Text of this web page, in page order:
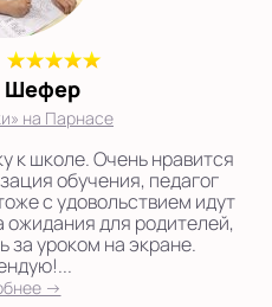
Шефер
на Парнасе
к школе. Очень нравится
обучения, педагог
с удовольствием идут
ожидания для родителей,
за уроком на экране.
→